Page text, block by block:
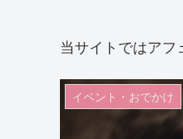
当サイトではアフ
イベント・おでかけ